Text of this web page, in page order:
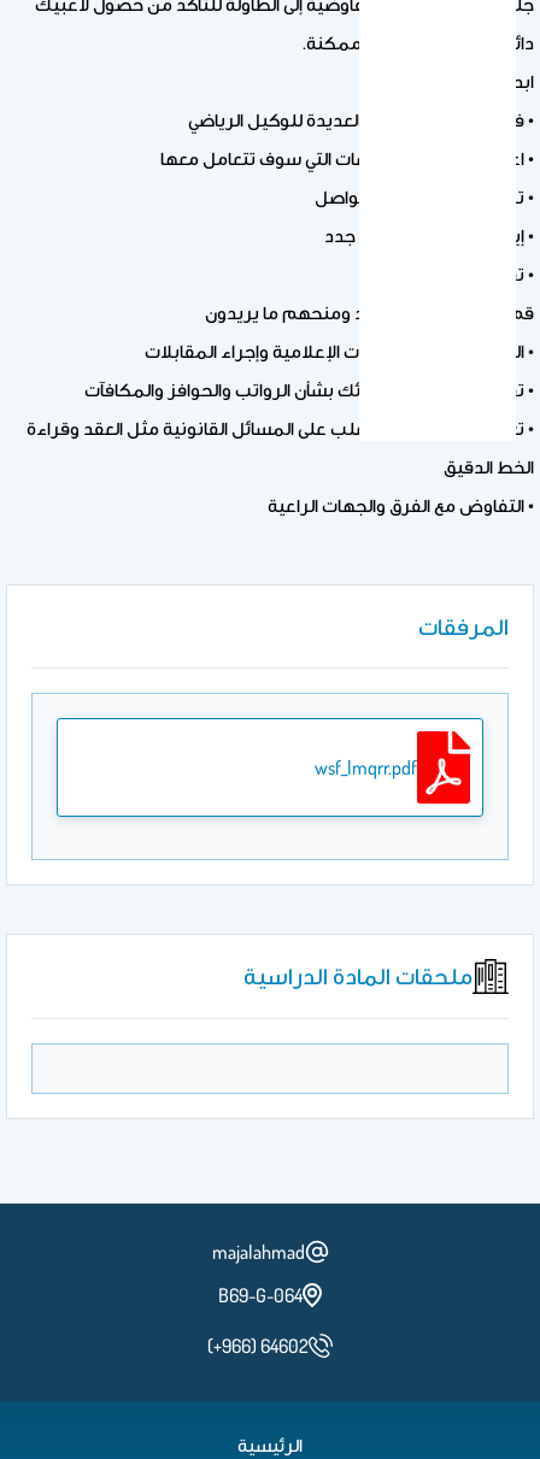
دائمًا على أفضل صفقة ممكنة.
ابدأ الدراسة الآن وسوف:
• فهم الوظائف والأدوار العديدة للوكيل الرياضي
• اعرف المزيد عن الرياضات التي سوف تتعامل معها
• ترك انطباع رائع عند التواصل
• إيجاد لاعبين موهوبين جدد
• تقييم قيمة عملائك
قم بتسجيل عملاء جدد ومنحهم ما يريدون
• التعامل مع الاستفسارات الإعلامية وإجراء المقابلات
• تقديم المشورة لعملائك بشأن الرواتب والحوافز والمكافآت
• تعرف على طريقك للتغلب على المسائل القانونية مثل العقد وقراءة
الخط الدقيق
• التفاوض مع الفرق والجهات الراعية
المرفقات
wsf_lmqrr.pdf
ملحقات المادة الدراسية
majalahmad
B69-G-064
(+966) 64602
الرئيسية